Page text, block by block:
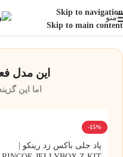
Skip to navigation
Skip to main content
منو
این مدل
اما این
-15%
پاد جلی باکس زد رینکو |